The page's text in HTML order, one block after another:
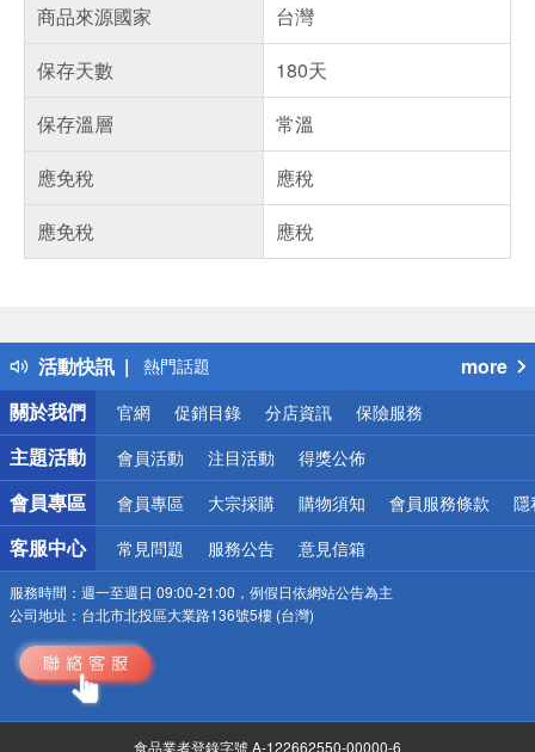
商品來源國家
台灣
保存天數
180天
保存溫層
常溫
應免稅
應稅
應免稅
應稅
活動快訊
得獎公告
熱門話題
銀行優惠
偏遠地區配送
詐騙網頁！請小心！
more
關於我們
官網 促銷目錄 分店資訊 保險服務
主題活動 會員活動 注目活動 得獎公佈
會員專區 會員專區 大宗採購 購物須知 會員服務條款 隱
客服中心 常見問題 服務公告 意見信箱
服務時間： 週一至週日 09:00-21:00，例假日依網站公告為主
公司地址： 台北市北投區大業路136號5樓 (台灣)
食品業者登錄字號 A-122662550-00000-6